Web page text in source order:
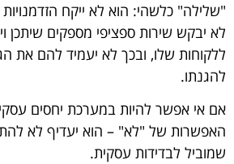
"שלילה" כלשהי: הוא לא ייקח
לא יבקש שירות ספציפי מספקים שיתכן
ללקוחות שלו, ובכך לא יעמיד להם את
להגנתו.
אם אי אפשר להיות במערכת יחסים
האפשרות של "לא" – הוא יעדיף לא
שמוביל לבדידות עסקית.